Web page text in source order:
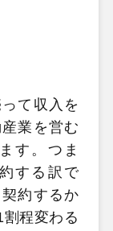
て収入を
業を営む
す。つま
する訳で
約するか
程変わる